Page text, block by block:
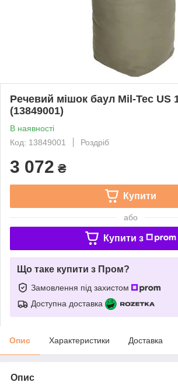
Речевий мішок баул Mil-Tec US
(13849001)
В наявності
Код: 13849001
Роздріб
3 072 ₴
Купити
або
Купити з
Що таке купити з Пром?
Замовлення під захистом
Доступна доставка
Опис Характеристики Доставка
Опис